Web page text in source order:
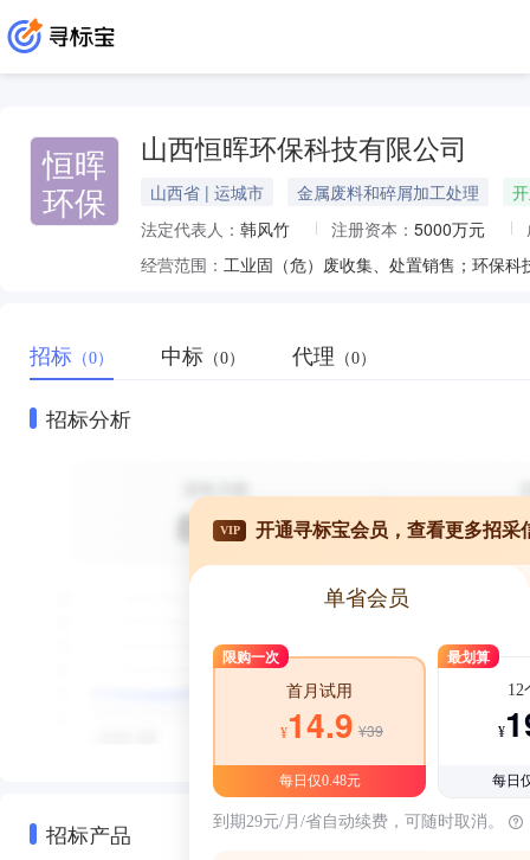
恒晖
环保
山西恒晖环保科技有限公司
山西省 | 运城市 金属废料和碎屑加工处理
法定代表人： 韩风竹 注册资本： 5000万元
经营范围：
招标 （0） 中标 （0） 代理 （0）
招标分析
招标产品
VIP 开通寻标宝会员，查看更多招采
单省会员
限购一次
首月试用
¥14.9 ¥39
每日仅0.48元
最划算
12
¥
每日
到期29元/月/省自动续费，可随时取消。